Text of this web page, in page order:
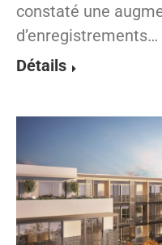
constaté une
d’enregistrements…
Détails